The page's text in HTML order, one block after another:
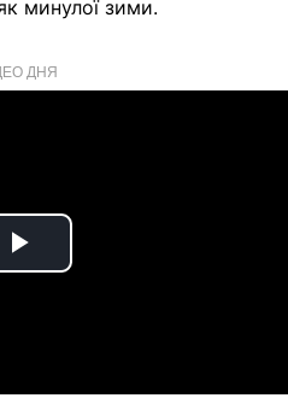
минулої зими.
ДНЯ
Play